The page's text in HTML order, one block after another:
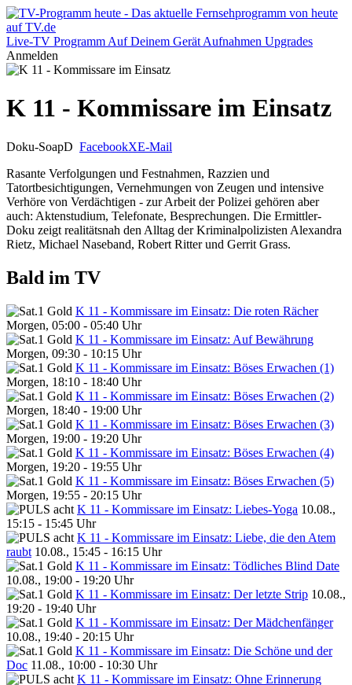
Live-TV Programm Auf Deinem Gerät Aufnahmen Upgrades
Anmelden
K 11 - Kommissare im Einsatz
Doku-SoapD FacebookXE-Mail
Rasante Verfolgungen und Festnahmen, Razzien und
Tatortbesichtigungen, Vernehmungen von Zeugen und intensive
Verhöre von Verdächtigen - zur Arbeit der Polizei gehören aber
auch: Aktenstudium, Telefonate, Besprechungen. Die Ermittler-
Doku zeigt realitätsnah den Alltag der Kriminalpolizisten Alexandra
Rietz, Michael Naseband, Robert Ritter und Gerrit Grass.
Bald im TV
K 11 - Kommissare im Einsatz: Die roten Rächer
Morgen, 05:00 - 05:40 Uhr
K 11 - Kommissare im Einsatz: Auf Bewährung
Morgen, 09:30 - 10:15 Uhr
K 11 - Kommissare im Einsatz: Böses Erwachen (1)
Morgen, 18:10 - 18:40 Uhr
K 11 - Kommissare im Einsatz: Böses Erwachen (2)
Morgen, 18:40 - 19:00 Uhr
K 11 - Kommissare im Einsatz: Böses Erwachen (3)
Morgen, 19:00 - 19:20 Uhr
K 11 - Kommissare im Einsatz: Böses Erwachen (4)
Morgen, 19:20 - 19:55 Uhr
K 11 - Kommissare im Einsatz: Böses Erwachen (5)
Morgen, 19:55 - 20:15 Uhr
K 11 - Kommissare im Einsatz: Liebes-Yoga 10.08.,
15:15 - 15:45 Uhr
K 11 - Kommissare im Einsatz: Liebe, die den Atem
raubt 10.08., 15:45 - 16:15 Uhr
K 11 - Kommissare im Einsatz: Tödliches Blind Date
10.08., 19:00 - 19:20 Uhr
K 11 - Kommissare im Einsatz: Der letzte Strip 10.08.,
19:20 - 19:40 Uhr
K 11 - Kommissare im Einsatz: Der Mädchenfänger
10.08., 19:40 - 20:15 Uhr
K 11 - Kommissare im Einsatz: Die Schöne und der
Doc 11.08., 10:00 - 10:30 Uhr
K 11 - Kommissare im Einsatz: Ohne Erinnerung